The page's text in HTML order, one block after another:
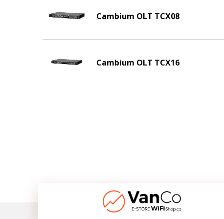
Cambium OLT TCX08
Cambium OLT TCX16